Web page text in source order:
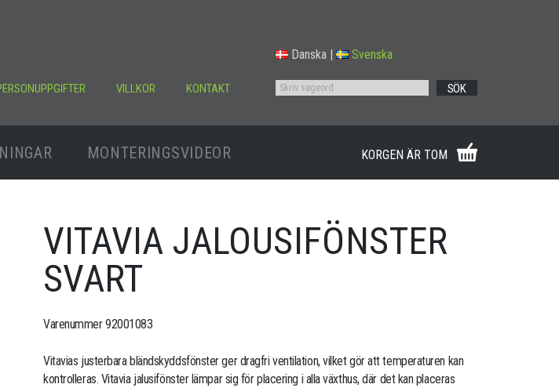
VILLKOR KONTAKT
Danska | Svenska
SÖK
MONTERINGSVIDEOR KORGEN ÄR TOM
VITAVIA JALOUSIFÖNSTER
SVART
Varenummer 92001083
Vitavias justerbara bländskyddsfönster ger dragfri ventilation, vilket gör att temperaturen kan
kontrolleras. Vitavia jalusifönster lämpar sig för placering i alla växthus, där det kan placeras